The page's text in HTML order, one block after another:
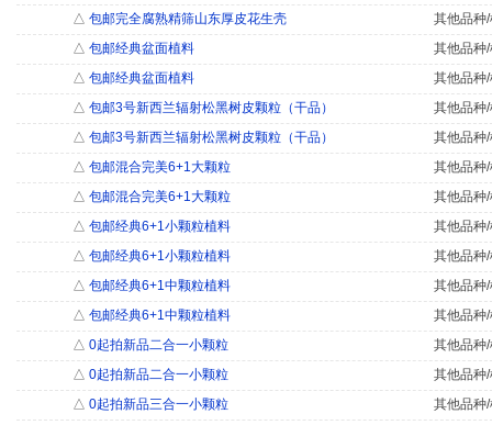
△ 包邮完全腐熟精筛山东厚皮花生壳
其他品种
△ 包邮经典盆面植料
其他品种
△ 包邮经典盆面植料
其他品种
△ 包邮3号新西兰辐射松黑树皮颗粒（干品）
其他品种
△ 包邮3号新西兰辐射松黑树皮颗粒（干品）
其他品种
△ 包邮混合完美6+1大颗粒
其他品种
△ 包邮混合完美6+1大颗粒
其他品种
△ 包邮经典6+1小颗粒植料
其他品种
△ 包邮经典6+1小颗粒植料
其他品种
△ 包邮经典6+1中颗粒植料
其他品种
△ 包邮经典6+1中颗粒植料
其他品种
△ 0起拍新品二合一小颗粒
其他品种
△ 0起拍新品二合一小颗粒
其他品种
△ 0起拍新品三合一小颗粒
其他品种